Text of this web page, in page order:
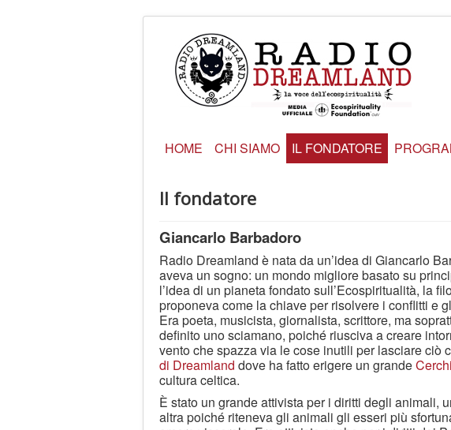
HOME CHI SIAMO IL FONDATORE
Il fondatore
Giancarlo Barbadoro
Radio Dreamland è nata da un’idea di Giancarlo
aveva un sogno: un mondo migliore basato su
l’idea di un pianeta fondato sull’Ecospiritualità, la
proponeva come la chiave per risolvere i conflitti e
Era poeta, musicista, giornalista, scrittore, ma
definito uno sciamano, poiché riusciva a creare
vento che spazza via le cose inutili per lasciare ciò
di Dreamland dove ha fatto erigere un grande
cultura celtica.
È stato un grande attivista per i diritti degli animali,
altra poiché riteneva gli animali gli esseri più